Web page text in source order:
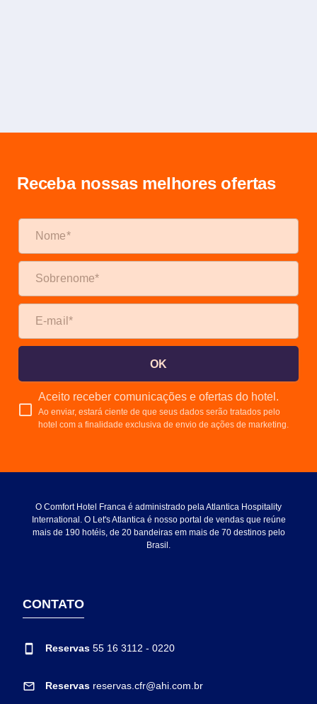
Receba nossas melhores ofertas
OK
Aceito receber comunicações e ofertas do hotel.
Ao enviar, estará ciente de que seus dados serão tratados pelo
hotel com a finalidade exclusiva de envio de ações de marketing.
O Comfort Hotel Franca é administrado pela Atlantica Hospitality
International. O Let's Atlantica é nosso portal de vendas que reúne
mais de 190 hotéis, de 20 bandeiras em mais de 70 destinos pelo
Brasil.
CONTATO
Reservas 55 16 3112 - 0220
Reservas reservas.cfr@ahi.com.br